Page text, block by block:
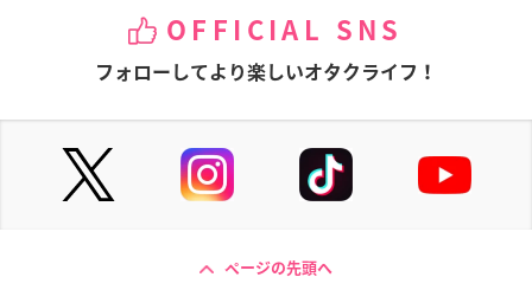
OFFICIAL SNS
フォローしてより楽しいオタクライフ！
ページの先頭へ